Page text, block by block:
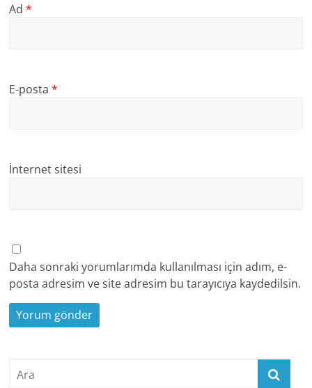
Ad*
E-posta*
İnternet sitesi
Daha sonraki yorumlarımda kullanılması için adım, e-
posta adresim ve site adresim bu tarayıcıya kaydedilsin.